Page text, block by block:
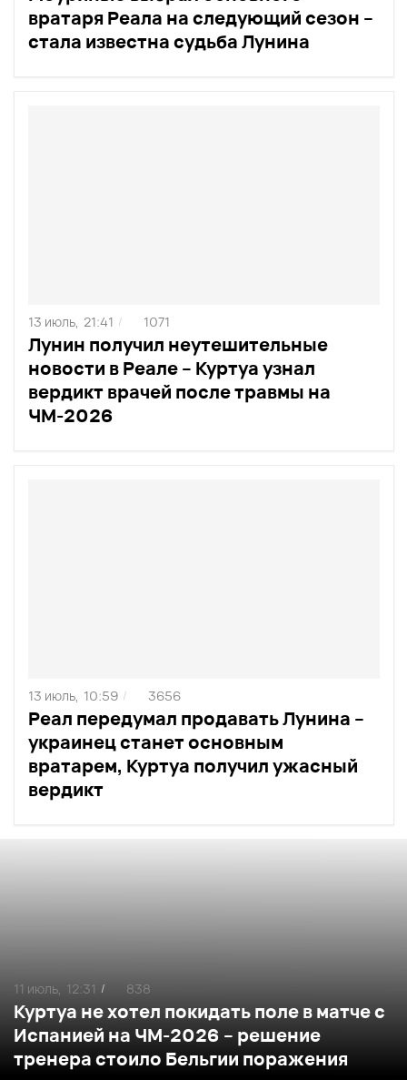
вратаря Реала на следующий сезон –
стала известна судьба Лунина
Лунин получил неутешительные
новости в Реале – Куртуа узнал
вердикт врачей после травмы на
ЧМ-2026
13 июль, 21:41 / 1071
Реал передумал продавать Лунина –
украинец станет основным
вратарем, Куртуа получил ужасный
вердикт
13 июль, 10:59 / 3656
Куртуа не хотел покидать поле в матче с
Испанией на ЧМ-2026 – решение
тренера стоило Бельгии поражения
11 июль, 12:31 / 838